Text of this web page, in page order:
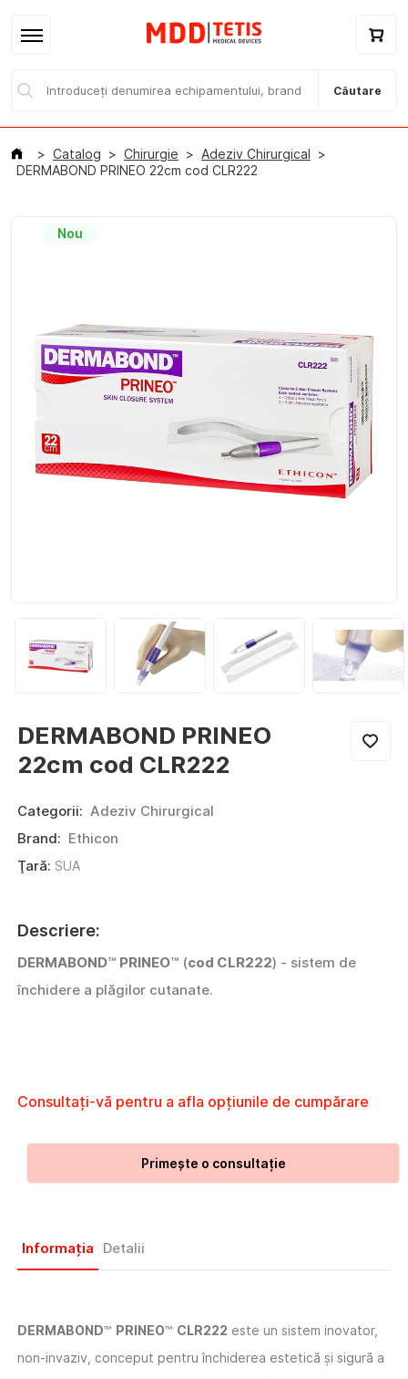
Branduri
Despre noi
Locuri vacante
Căutare
Catalog Chirurgie
Adeziv Chirurgical
DERMABOND PRINEO 22cm cod CLR222
Nou
DERMABOND PRINEO
22cm cod CLR222
Categorii: Adeziv Chirurgical
Brand: Ethicon
Ţară: SUA
Descriere:
DERMABOND™ PRINEO™ (cod CLR222) - sistem de
închidere a plăgilor cutanate.
Consultați-vă pentru a afla opțiunile de cumpărare
Primește o consultație
Informația Detalii
DERMABOND™ PRINEO™ CLR222 este un sistem inovator,
non-invaziv, conceput pentru închiderea estetică și sigură a